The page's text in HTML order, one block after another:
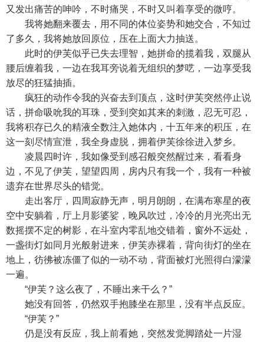
又发出痛苦的呻吟，不时痛哭，不时又叫着享受的微哼。
我将她翻来覆去，用不同的体位姿势和她交合，不知过
了多久，我将她放回原位，压在上面大力抽送。
此时的伊芙似乎已失去理智，她拼命的揽着我，双腿从
腰后缠着我，一边在我耳旁说着无组织的梦呓，一边享受我
放尽的狂猛抽插。
疯狂的动作令我的兴奋去到顶点，这时伊芙突然停止说
话，拼命吸吮我的耳珠，受到突如其来的刺激，忍无可忍，
我将积存已久的精液全数注入她体内，十五年来的积压，在
这一刻尽情宣泄，我全身虚脱，拥着伊芙徐徐进入梦乡。
凌晨四时许，我如像受到感召般突然醒过来，看看身
边，不见了伊芙，望望四周，房内只有我一个，我有一种被
遗弃在世界尽头的错觉。
走出客厅，四周寂静无声，明月朗朗，在满布寒星的夜
空中安躺着，厅上月影婆娑，晚风吹过，冷冷的月光亮出无
数摇摆不定的树影，在斗室内零乱地交错着，窗外不远处，
一盏街灯如同月光般射进来，伊芙赤裸着，背向街灯的坐在
地上，彷彿被冻僵了似的一动不动，背面被灯光照得白濛濛
一遍。
“伊芙？这么夜了，不睡出来干么？”
她没有回答，仍然双手抱膝坐在那里，没有半点反应。
“伊芙？”
仍是没有反应，我上前看她，突然发觉脚踏处一片湿